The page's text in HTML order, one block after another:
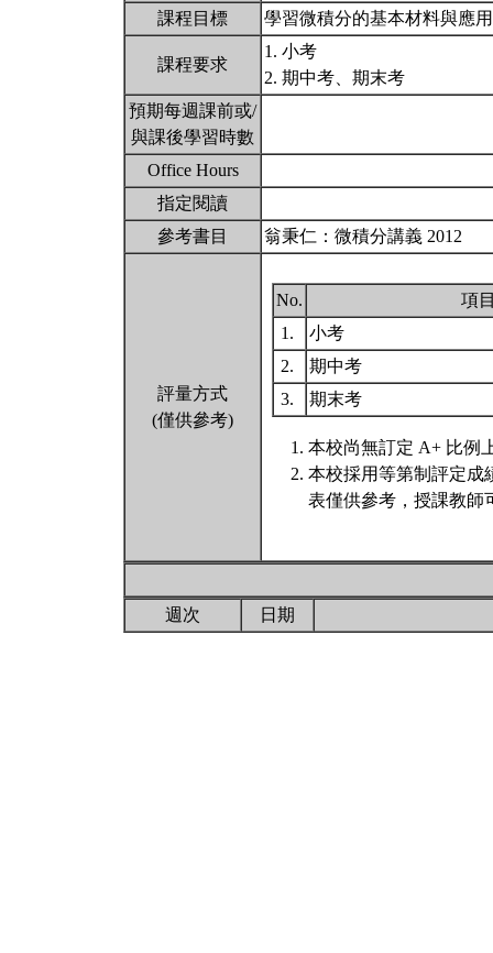
課程目標
學習微積分的基本材料與應
課程要求
1. 小考
2. 期中考、期末考
預期每週課前或/
與課後學習時數
Office Hours
指定閱讀
參考書目
翁秉仁：微積分講義 2012
評量方式
(僅供參考)
No.
項
1.
小考
2.
期中考
3.
期末考
本校尚無訂定 A+ 比例
本校採用等第制評定成
表僅供參考，授課教師
週次 日期